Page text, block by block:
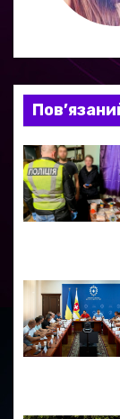
з
а
п
и
с
в